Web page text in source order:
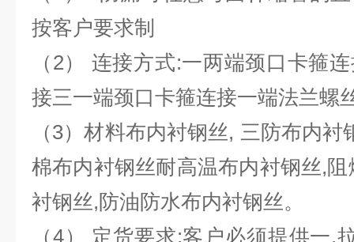
按客户要求制
（2） 连接方式:一两端颈口卡箍
接三一端颈口卡箍连接一端法兰螺
（3）材料布内衬钢丝, 三防布内
棉布内衬钢丝耐高温布内衬钢丝,
衬钢丝,防油防水布内衬钢丝。
（4） 定货要求:客户必须提供一.